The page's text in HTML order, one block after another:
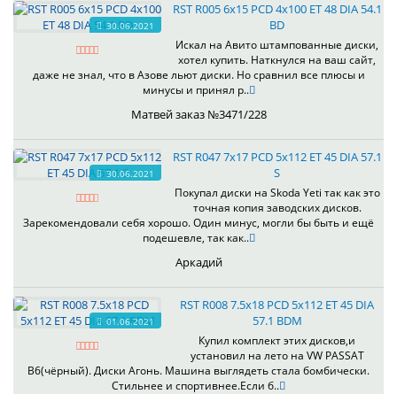
30.06.2021
RST R005 6x15 PCD 4x100 ET 48 DIA 54.1
BD
Искал на Авито штампованные диски,
хотел купить. Наткнулся на ваш сайт,
даже не знал, что в Азове льют диски. Но сравнил все плюсы и
минусы и принял р..
Матвей заказ №3471/228
30.06.2021
RST R047 7x17 PCD 5x112 ET 45 DIA 57.1
S
Покупал диски на Skoda Yeti так как это
точная копия заводских дисков.
Зарекомендовали себя хорошо. Один минус, могли бы быть и ещё
подешевле, так как..
Аркадий
01.06.2021
RST R008 7.5x18 PCD 5x112 ET 45 DIA
57.1 BDM
Купил комплект этих дисков,и
установил на лето на VW PASSAT
B6(чёрный). Диски Агонь. Машина выглядеть стала бомбически.
Стильнее и спортивнее.Если б..